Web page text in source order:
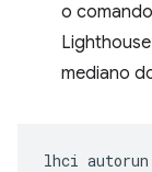
o comando
mediano
lhci